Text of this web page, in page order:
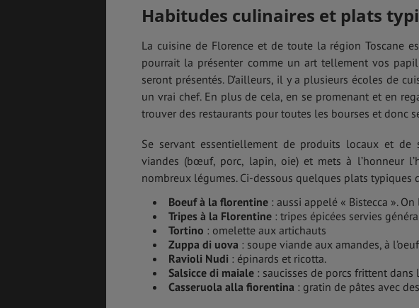
Habitudes culinaires et plats
La cuisine de Florence et de toute la région Toscane
pourrait la présenter comme un art tellement vos
seront présentés. D’ailleurs, il y a plusieurs écoles de
un vrai chef. En plus de cela, en se promenant et en
trouver des restaurants pour toutes les bourses et donc
Se servant essentiellement de produits locaux et
viandes (bœuf, porc, lapin, oie) et mets à l’honneur
nombreux légumes. Ci-dessous quelques plats typiques
Boeuf à la florentine : aussi appelé « Bistecca ».
Tripes à la Florentine : tripes épicées servies
Tortino : omelette aux artichauts
Zuppa di uova : soupe viande aux amandes, à
Ravioli Nudi : épinards et ricotta.
Salsicce di maiale : saucisses de porcs frittent dans
Casseruola alla fiorentina : gratin de pâtes avec